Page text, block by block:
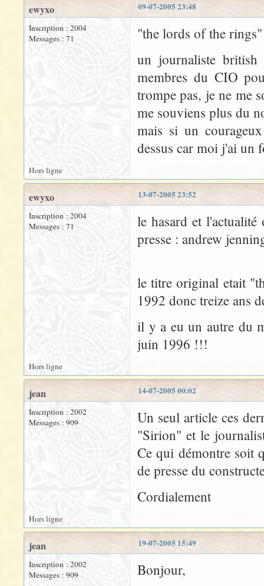
09-07-2005 23:48
ewyxo
Inscription : 2004
Messages : 71
"the lords of the rings"
un journaliste
membres du CIO
trompe pas, je ne me
me souviens plus du
mais si un
dessus car moi j'ai un
Hors ligne
13-07-2005 23:52
ewyxo
Inscription : 2004
Messages : 71
le hasard et
presse : andrew
le titre original etait
1992 donc treize ans
il y a eu un autre du
juin 1996 !!!
Hors ligne
14-07-2005 00:02
jean
Inscription : 2002
Messages : 909
Un seul article ces
"Sirion" et le
Ce qui démontre soit
de presse du
Cordialement
Hors ligne
19-07-2005 15:49
jean
Inscription : 2002
Messages : 909
Bonjour,